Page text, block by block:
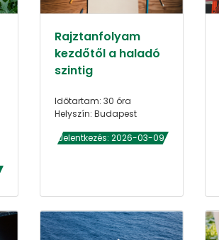
Rajztanfolyam
kezdőtől a haladó
szintig
Időtartam: 30 óra
Helyszín: Budapest
Jelentkezés: 2026-03-09